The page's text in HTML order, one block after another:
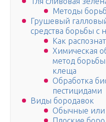
Методы
Грушевый
средства борьбы с
Как
Химическая
метод
клеща
Обработка
пестицидами
Виды бородавок
Обычные или